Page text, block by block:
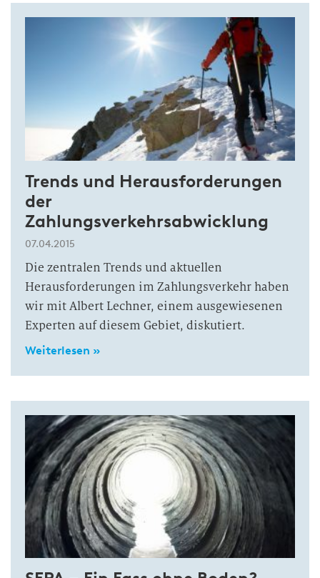
Trends und Herausforderungen
der
Zahlungsverkehrsabwicklung
07.04.2015
Die zentralen Trends und aktuellen
Herausforderungen im Zahlungsverkehr haben
wir mit Albert Lechner, einem ausgewiesenen
Experten auf diesem Gebiet, diskutiert.
Weiterlesen »